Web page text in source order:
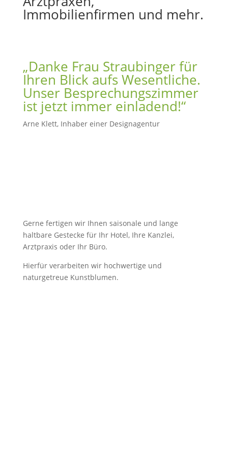
Immobilienfirmen und mehr.
„Danke Frau Straubinger für
Ihren Blick aufs Wesentliche.
Unser Besprechungszimmer
ist jetzt immer einladend!“
Arne Klett, Inhaber einer Designagentur
Gerne fertigen wir Ihnen saisonale und lange
haltbare Gestecke für Ihr Hotel, Ihre Kanzlei,
Arztpraxis oder Ihr Büro.
Hierfür verarbeiten wir hochwertige und
naturgetreue Kunstblumen.